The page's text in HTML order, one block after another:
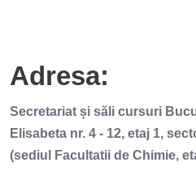
Adresa:
Secretariat și săli cursuri
Elisabeta nr. 4 - 12, etaj 1,
(sediul Facultatii de Chimie,